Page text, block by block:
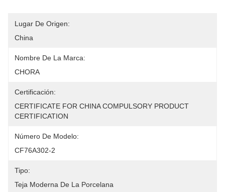
Lugar De Origen:
China
Nombre De La Marca:
CHORA
Certificación:
CERTIFICATE FOR CHINA COMPULSORY PRODUCT
CERTIFICATION
Número De Modelo:
CF76A302-2
Tipo:
Teja Moderna De La Porcelana